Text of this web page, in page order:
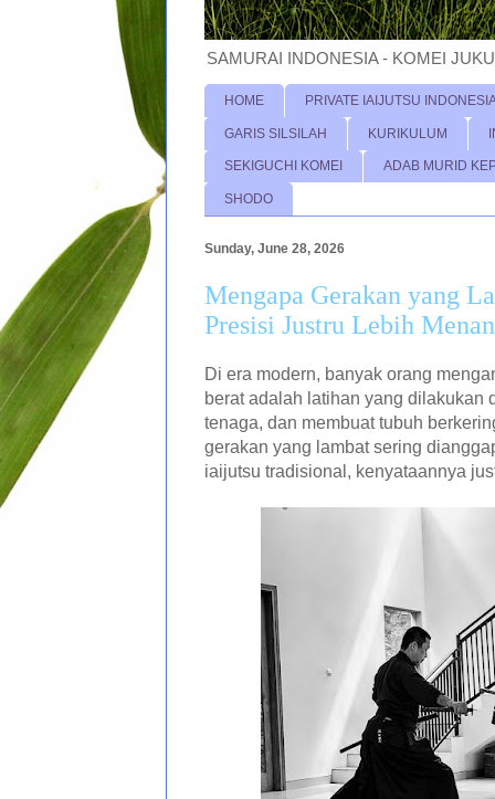
SAMURAI INDONESIA - KOMEI
HOME PRIVATE IAIJUTSU
GARIS SILSILAH KURIKULUM
SEKIGUCHI KOMEI ADAB MURID
SHODO
Sunday, June 28, 2026
Mengapa Gerakan yang
Presisi Justru Lebih
Di era modern, banyak orang
berat adalah latihan yang dilakukan
tenaga, dan membuat tubuh
gerakan yang lambat sering
iaijutsu tradisional, kenyataannya